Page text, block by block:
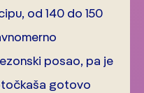
od 140 do 150
posao, pa je
gotovo